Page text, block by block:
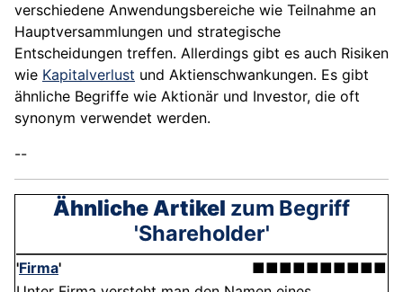
verschiedene Anwendungsbereiche wie Teilnahme an
Hauptversammlungen und strategische
Entscheidungen treffen. Allerdings gibt es auch Risiken
wie Kapitalverlust und Aktienschwankungen. Es gibt
ähnliche Begriffe wie Aktionär und Investor, die oft
synonym verwendet werden.
--
Ähnliche Artikel zum Begriff
'Shareholder'
'Firma'
■■■■■■■■■■